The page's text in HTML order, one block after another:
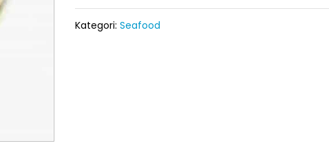
o
u
Kategori: Seafood